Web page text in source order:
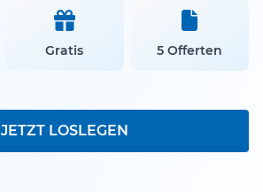
Gratis 5 Offerten
JETZT LOSLEGEN